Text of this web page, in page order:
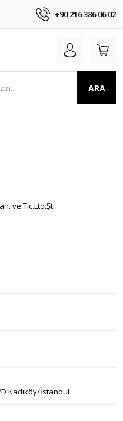
+90 216 386 06 02
ARA
ve Tic.Ltd.Şti
Kadıköy/İstanbul